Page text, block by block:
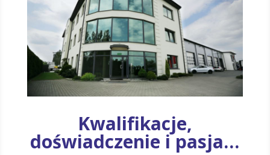
Kwalifikacje,
doświadczenie i pasja…